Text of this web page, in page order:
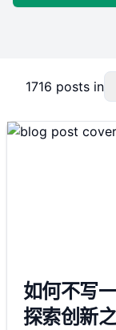
1716 posts in
如何不写
探索创新之